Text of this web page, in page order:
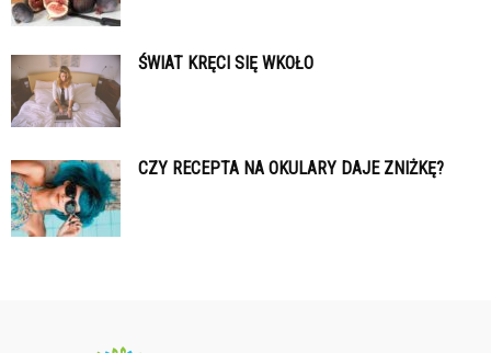
ŚWIAT KRĘCI SIĘ WKOŁO
CZY RECEPTA NA OKULARY DAJE ZNIŻKĘ?